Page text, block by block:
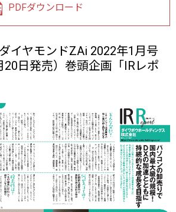
PDFダウンロード
イヤモンドZAi 2022年1月号
20日発売）巻頭企画「IRレポ